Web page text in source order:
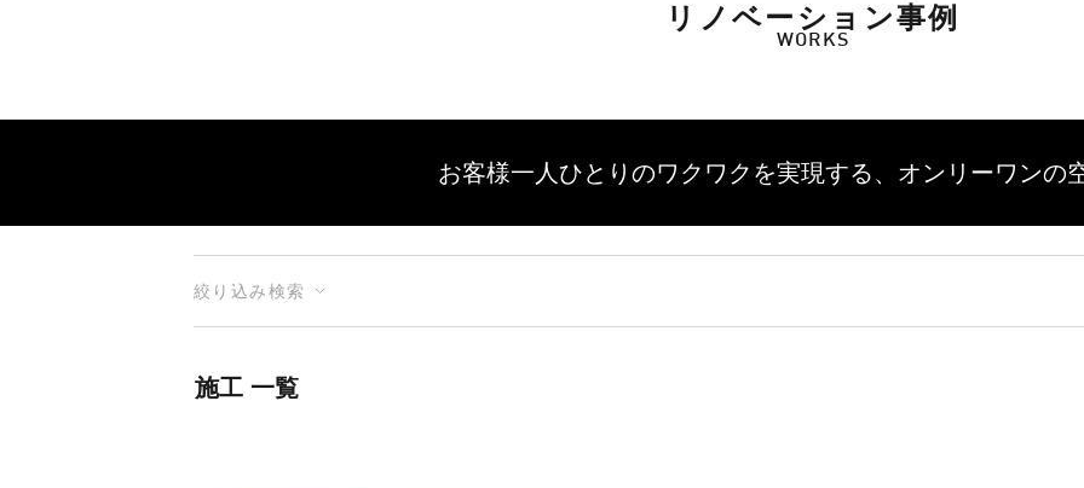
リノベーション事例
WORKS
お客様一人ひとりのワクワクを実現する、 オンリーワンの
絞り込み検索
施工 一覧